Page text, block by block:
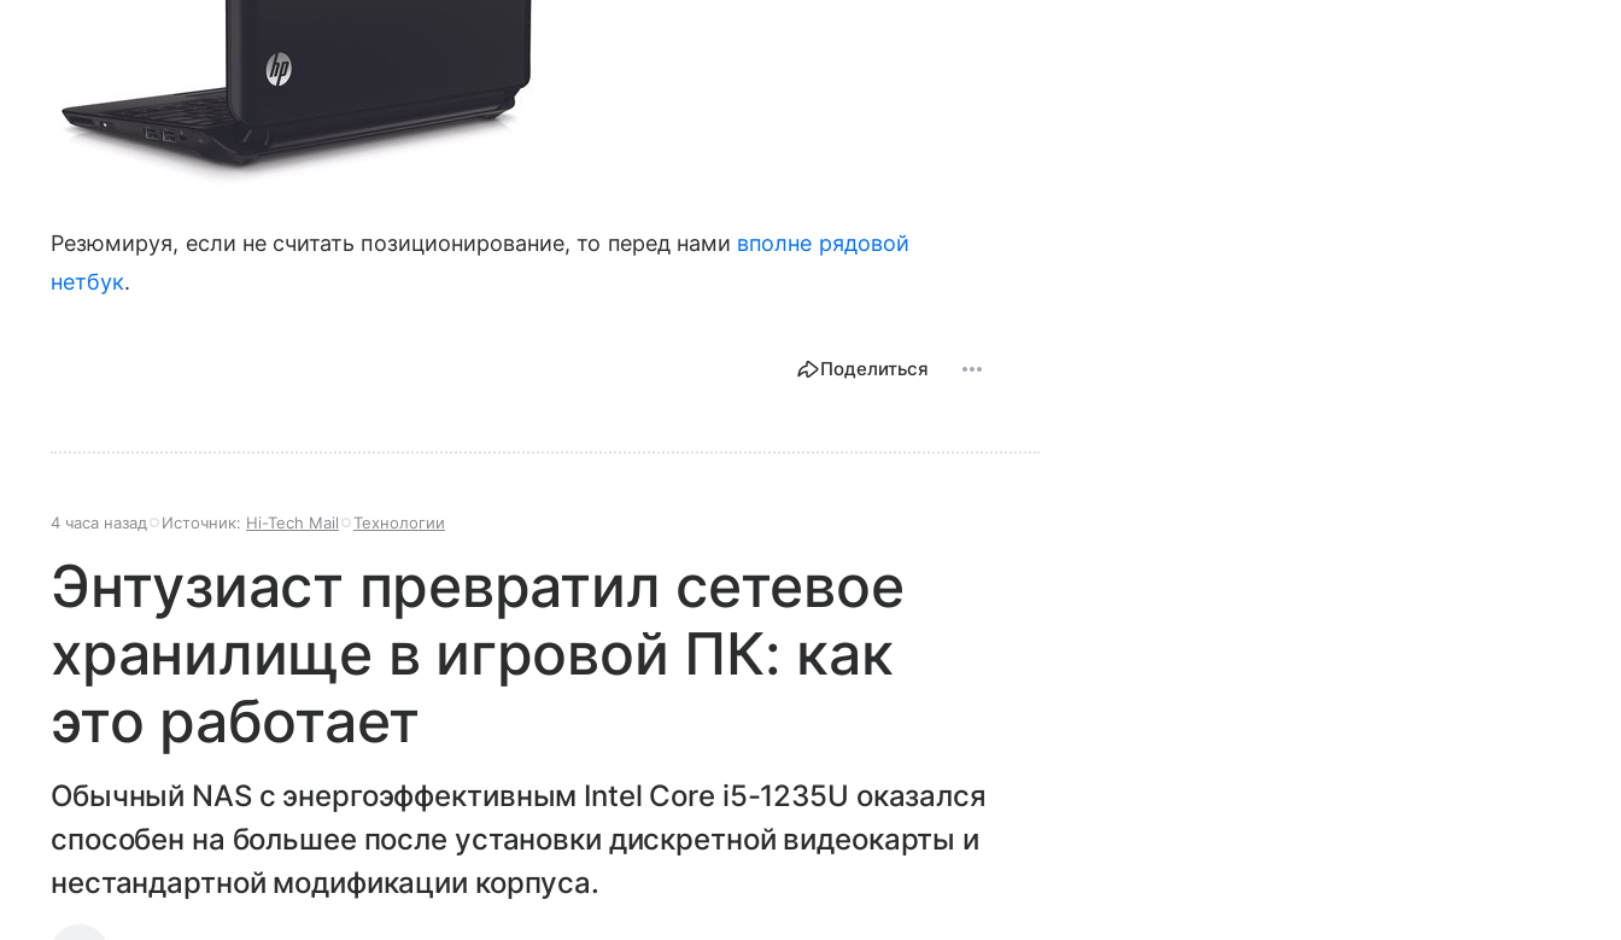
Резюмируя, если не считать позиционирование, то перед нами вполне рядовой
нетбук.
Поделиться
4 часа назад Источник: Hi-Tech Mail Технологии
Энтузиаст превратил сетевое
хранилище в игровой ПК: как
это работает
Обычный NAS с энергоэффективным Intel Core i5-1235U оказался
способен на большее после установки дискретной видеокарты и
нестандартной модификации корпуса.